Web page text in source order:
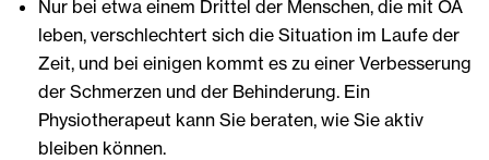
Nur bei etwa einem Drittel der Menschen, die mit OA
leben, verschlechtert sich die Situation im Laufe der
Zeit, und bei einigen kommt es zu einer Verbesserung
der Schmerzen und der Behinderung. Ein
Physiotherapeut kann Sie beraten, wie Sie aktiv
bleiben können.